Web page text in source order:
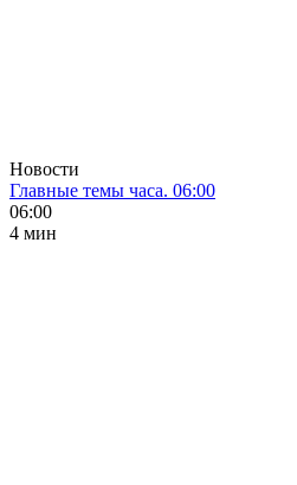
Новости
Главные темы часа. 06:00
06:00
4 мин